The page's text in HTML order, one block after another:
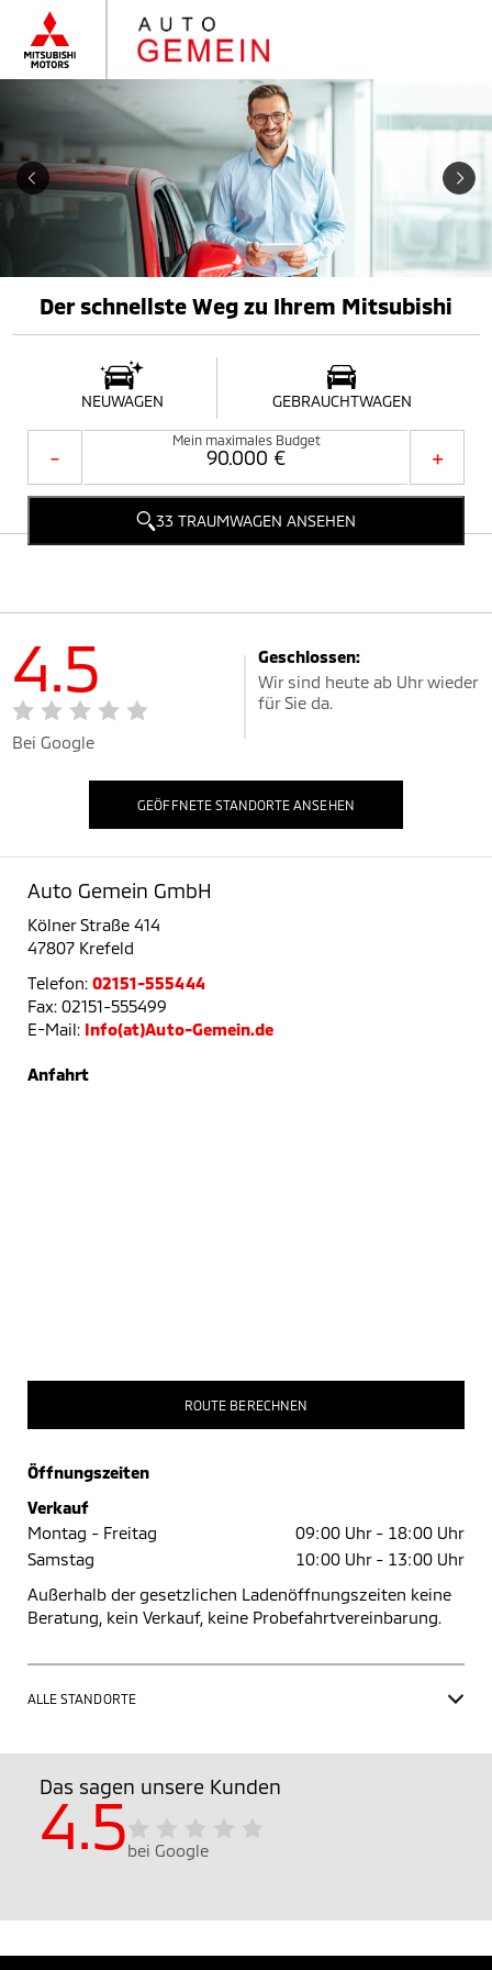
Der schnellste Weg zu Ihrem Mitsubishi
NEUWAGEN GEBRAUCHTWAGEN
-
Mein maximales Budget
+
33 TRAUMWAGEN ANSEHEN
4.5
Bei Google
Geschlossen:
Wir sind heute ab Uhr wieder
für Sie da.
GEÖFFNETE STANDORTE ANSEHEN
Auto Gemein GmbH
Kölner Straße 414
47807 Krefeld
Telefon: 02151-555444
Fax: 02151-555499
E-Mail: Info(at)Auto-Gemein.de
Anfahrt
ROUTE BERECHNEN
Öffnungszeiten
Verkauf
Montag - Freitag
09:00 Uhr - 18:00 Uhr
Samstag
10:00 Uhr - 13:00 Uhr
Außerhalb der gesetzlichen Ladenöffnungszeiten keine
Beratung, kein Verkauf, keine Probefahrtvereinbarung.
ALLE STANDORTE
Das sagen unsere Kunden
4.5bei Google